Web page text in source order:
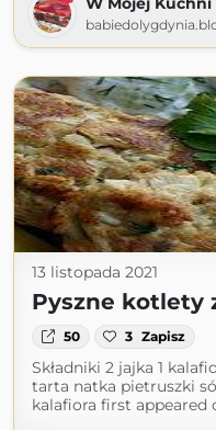
13 listopada 2021
Pyszne kotlety
50 3 Zapisz
Składniki 2 jajka 1
tarta natka pietruszki
kalafiora first appeared